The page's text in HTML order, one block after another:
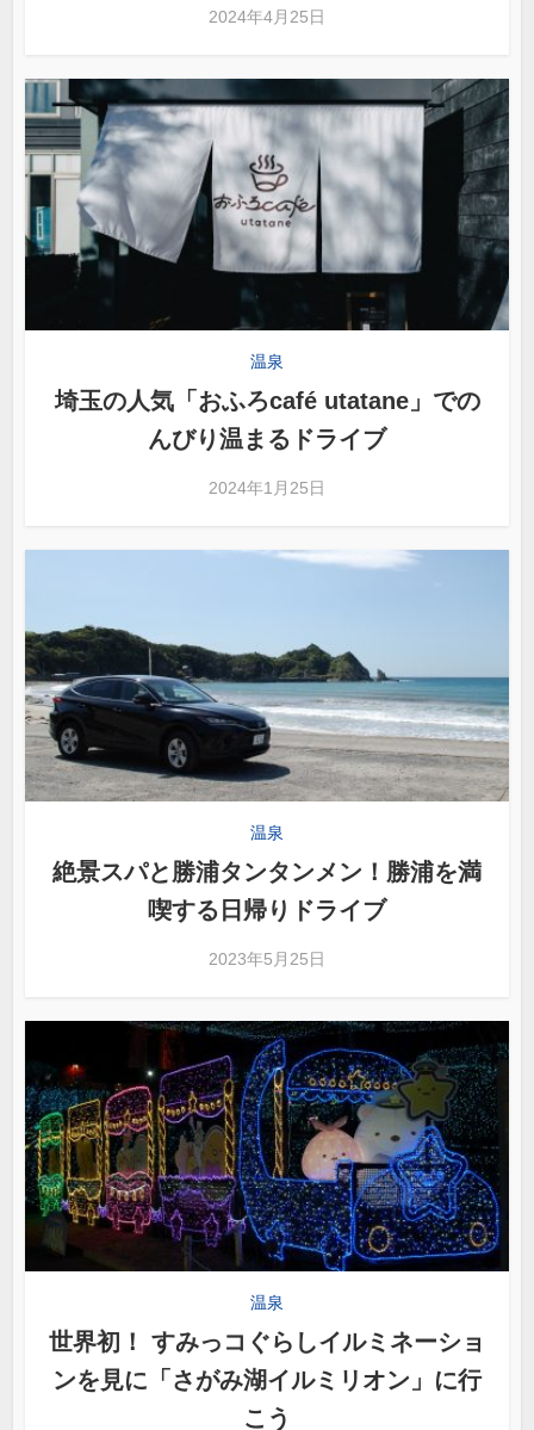
2024年4月25日
温泉
埼玉の人気「おふろcafé utatane」での
んびり温まるドライブ
2024年1月25日
温泉
絶景スパと勝浦タンタンメン！勝浦を満
喫する日帰りドライブ
2023年5月25日
温泉
世界初！ すみっコぐらしイルミネーショ
ンを見に「さがみ湖イルミリオン」に行
こう